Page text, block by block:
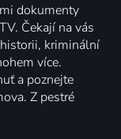
dokumenty
Čekají na vás
kriminální
více.
a poznejte
Z pestré